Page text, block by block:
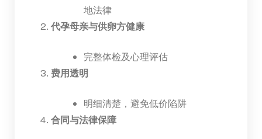
地法律
代孕母亲与供卵方健康
完整体检及心理评估
费用透明
明细清楚，避免低价陷阱
合同与法律保障